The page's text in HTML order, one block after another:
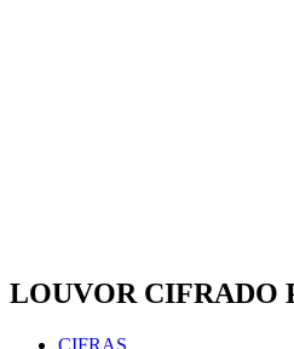
LOUVOR CIFRADO
CIFRAS